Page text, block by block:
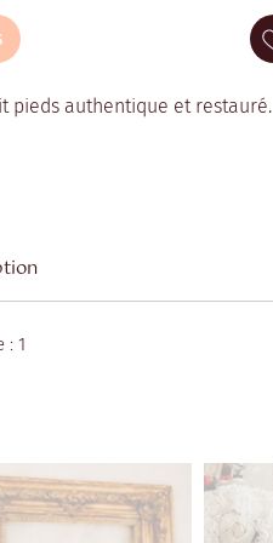
pieds authentique et restauré.
: 1